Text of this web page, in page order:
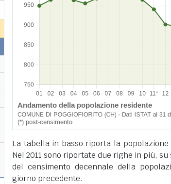
La tabella in basso riporta la
Nel 2011 sono riportate due righe in più,
del censimento decennale della
giorno precedente.